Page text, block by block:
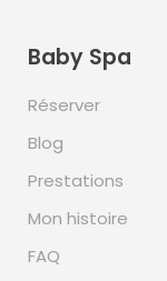
Baby Spa
Réserver
Blog
Prestations
Mon histoire
FAQ